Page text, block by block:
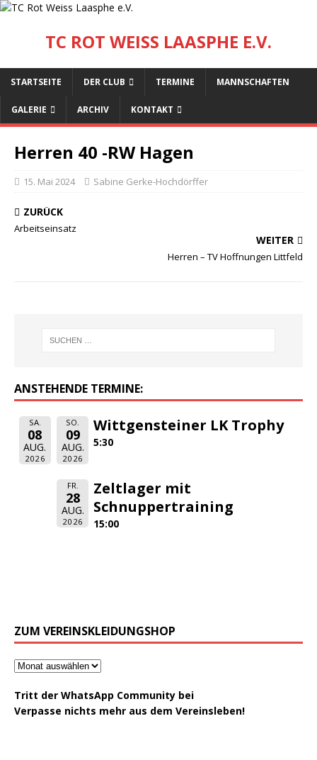
TC ROT WEISS LAASPHE E.V.
STARTSEITE DER CLUB TERMINE MANNSCHAFTEN
GALERIE ARCHIV KONTAKT
Herren 40 -RW Hagen
15. Mai 2024 Sabine Gerke-Hochdörffer
ZURÜCK
Arbeitseinsatz
WEITER
Herren – TV Hoffnungen Littfeld
ANSTEHENDE TERMINE:
SA.
08
AUG.
2026
SO.
09
AUG.
2026
Wittgensteiner LK Trophy
5:30
FR.
28
AUG.
2026
Zeltlager mit
Schnuppertraining
15:00
ZUM VEREINSKLEIDUNGSHOP
Tritt der WhatsApp Community bei
Verpasse nichts mehr aus dem Vereinsleben!